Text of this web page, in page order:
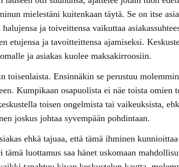
mielestäni kuitenkaan täytä. Se on itse
ja toiveittensa vaikuttaa
etujensa ja tavoitteittensa ajamiseksi.
ja asiakas kuolee maksakirroosiin.
toisenlaista. Ensinnäkin se perustuu
Kumpikaan osapuolista ei näe toista omien
toisen ongelmista tai vaikeuksista,
joskus johtaa syvempään pohdintaan.
ehkä tajuaa, että tämä ihminen
luottamus saa hänet uskomaan